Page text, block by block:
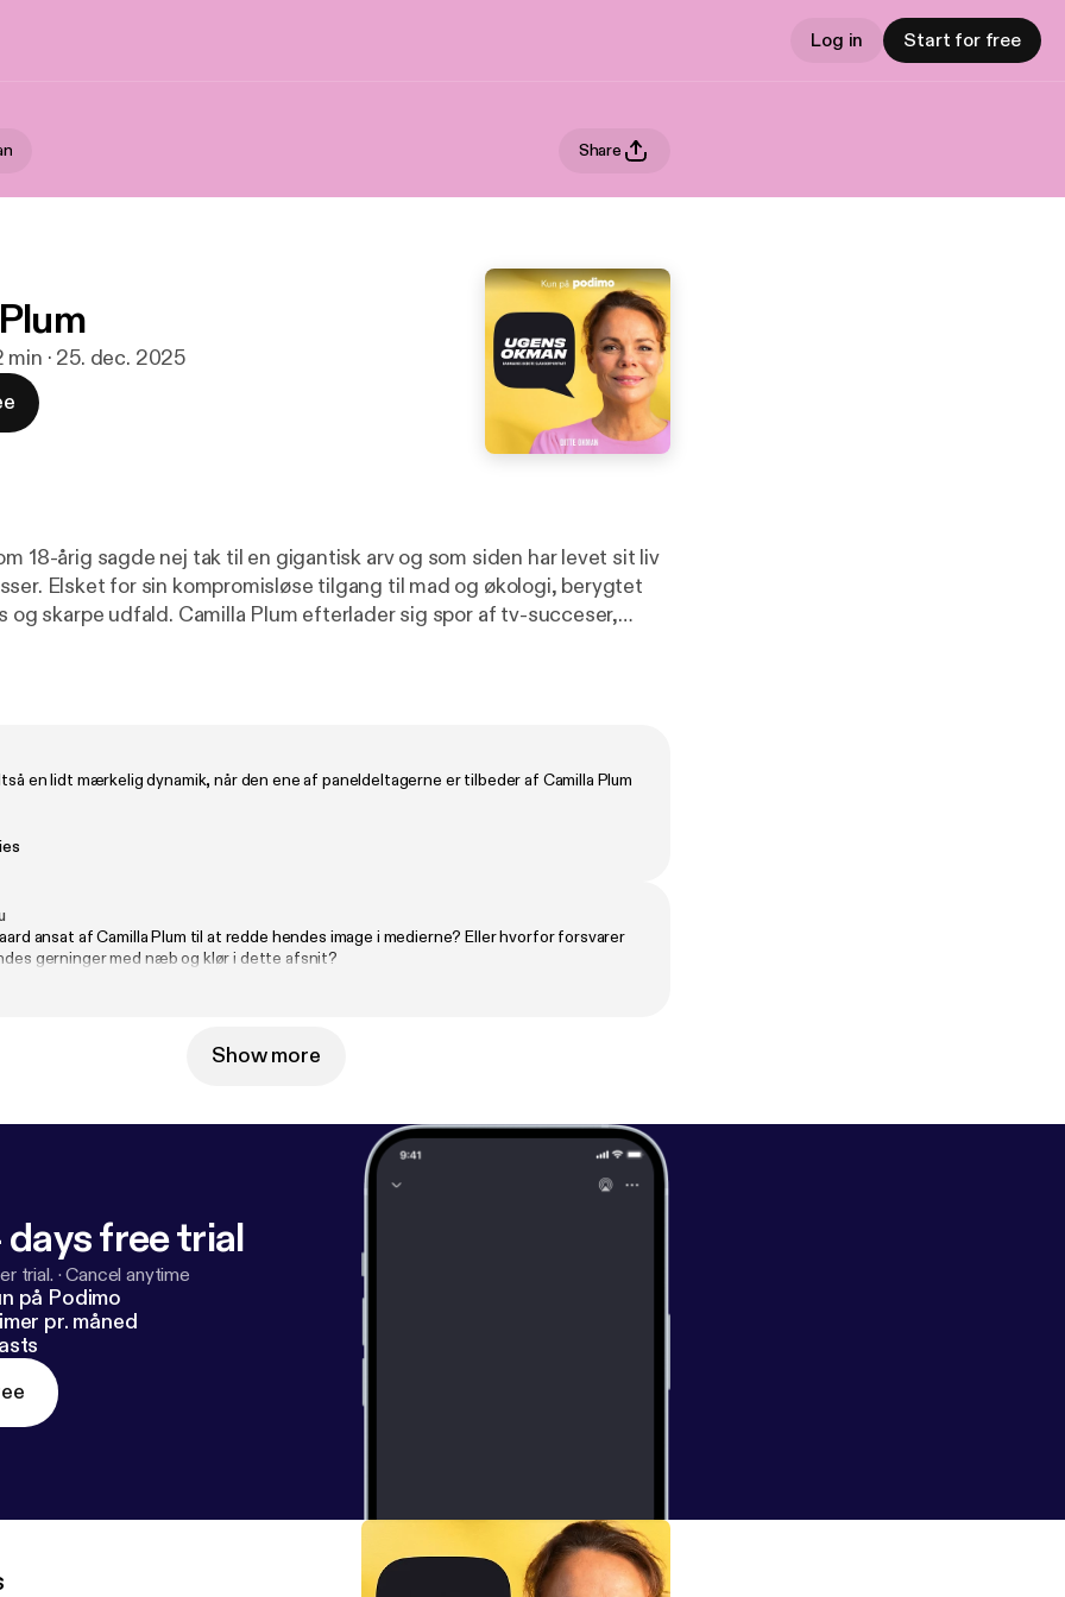
Log in Start for free
Share
min · 25. dec. 2025
18-årig sagde nej tak til en gigantisk arv og som siden har levet sit liv
Elsket for sin kompromisløse tilgang til mad og økologi, berygtet
og skarpe udfald. Camilla Plum efterlader sig spor af tv-succeser,
og tidligere EB-journalist Christian Kloster, der hjælper med at
ikon, iværksætter og evig rebel – rå, kompromisløs og helt sin egen.
i appen og lyt til nye episoder hver torsdag. Følg Ditte Okman på
Vært og tilrettelæggelse: Ditte Okman
Ravn Redaktør: Sarah Ørsted Produktion, mix og klip: Jakob
en lidt mærkelig dynamik, når den ene af paneldeltagerne er tilbeder af Camilla Plum
ansat af Camilla Plum til at redde hendes image i medierne? Eller hvorfor forsvarer
gerninger med næb og klør i dette afsnit?
Show more
free trial
trial. ·Cancel anytime
på Podimo
pr. måned